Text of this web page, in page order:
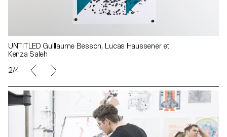
UNTITLED Guillaume Besson, Lucas Haussener et
Kenza Saleh
2/4